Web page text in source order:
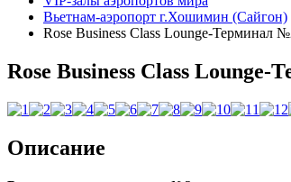
Вьетнам-аэропорт г.Хошимин (Сайгон)
Rose Business Class Lounge-Терминал
Rose Business Class
Описание